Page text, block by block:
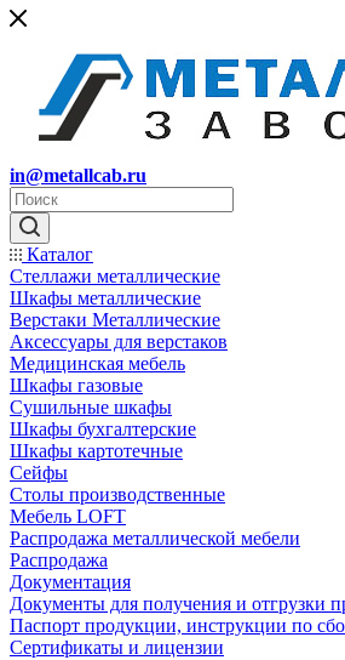
in@metallcab.ru
Каталог
Стеллажи металлические
Шкафы металлические
Верстаки Металлические
Аксессуары для верстаков
Медицинская мебель
Шкафы газовые
Сушильные шкафы
Шкафы бухгалтерские
Шкафы картотечные
Сейфы
Столы производственные
Мебель LOFT
Распродажа металлической мебели
Распродажа
Документация
Документы для получения и отгрузки
Паспорт продукции, инструкции по
Сертификаты и лицензии